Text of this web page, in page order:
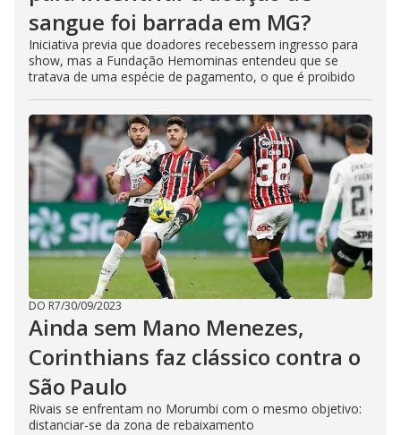
sangue foi barrada em MG?
Iniciativa previa que doadores recebessem ingresso para
show, mas a Fundação Hemominas entendeu que se
tratava de uma espécie de pagamento, o que é proibido
DO R7/30/09/2023
Ainda sem Mano Menezes,
Corinthians faz clássico contra o
São Paulo
Rivais se enfrentam no Morumbi com o mesmo objetivo:
distanciar-se da zona de rebaixamento